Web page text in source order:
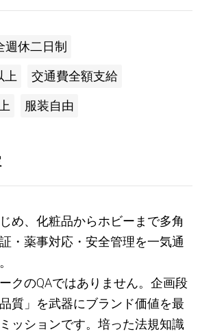
週休二日制
上 交通費全額支給
服装自由
め、化粧品からホビーまで多角
・薬事対応・安全管理を一気通
クのQAではありません。企画段
質」を武器にブランド価値を最
ッションです。培った法規知識